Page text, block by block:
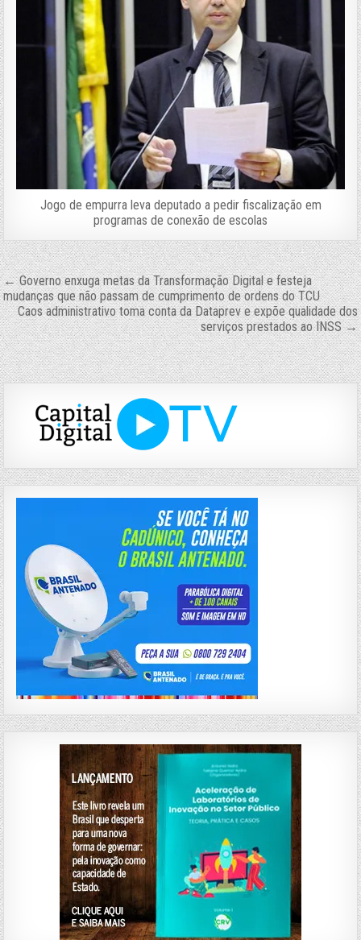
Jogo de empurra leva deputado a pedir fiscalização em
programas de conexão de escolas
Navegação
de
Post
← Governo enxuga metas da Transformação Digital e festeja
mudanças que não passam de cumprimento de ordens do TCU
Caos administrativo toma conta da Dataprev e expõe qualidade dos
serviços prestados ao INSS →